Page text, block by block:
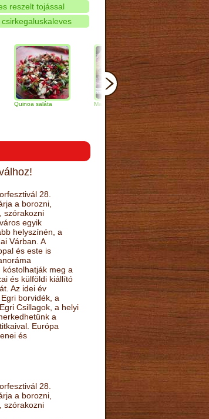
reszelt tojással
saláta Mandulás kifli
Csokoládés-
narancs torta
28.
a borozni,
szórakozni
egyik
helyszínén, a
Várban. A
és este is
meg a
és külföldi kiállító
Az idei év
borvidék, a
Csillagok, a helyi
a
Európa
és
28.
a borozni,
szórakozni